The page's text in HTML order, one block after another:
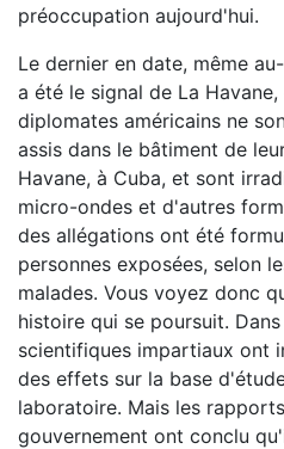
préoccupation aujourd'hui.
Le dernier en date, même
a été le signal de La
diplomates américains ne
assis dans le bâtiment de
Havane, à Cuba, et sont
micro-ondes et d'autres
des allégations ont été
personnes exposées, selon
malades. Vous voyez donc
histoire qui se poursuit.
scientifiques impartiaux ont
des effets sur la base
laboratoire. Mais les
gouvernement ont conclu